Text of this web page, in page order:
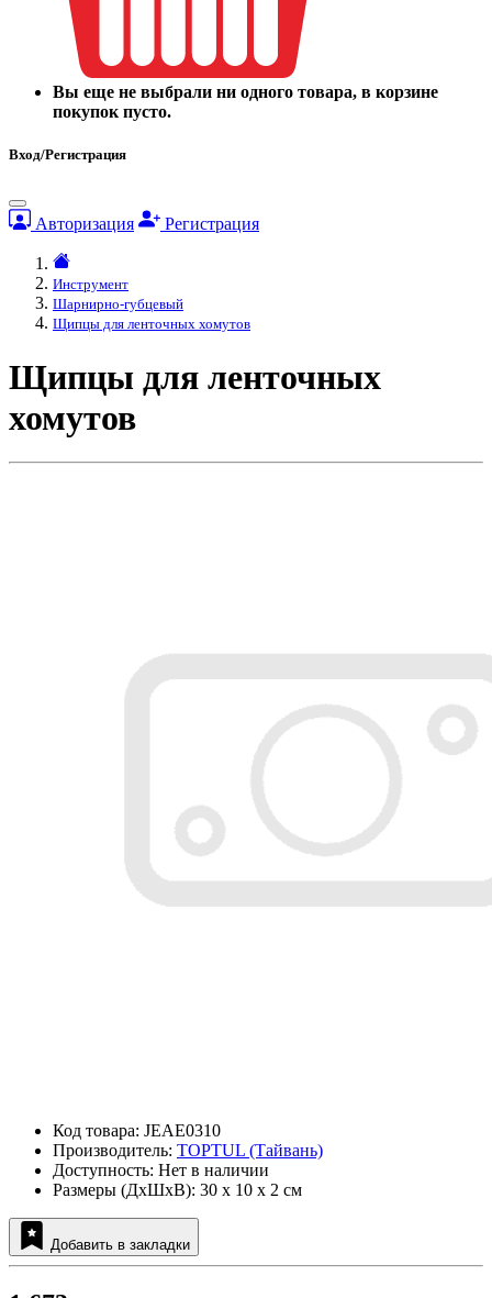
Вы еще не выбрали ни одного товара, в корзине
покупок пусто.
Вход/Регистрация
Авторизация Регистрация
Инструмент
Шарнирно-губцевый
Щипцы для ленточных хомутов
Щипцы для ленточных
хомутов
Код товара: JEAE0310
Производитель: TOPTUL (Тайвань)
Доступность: Нет в наличии
Размеры (ДxШxВ): 30 x 10 x 2 см
Добавить в закладки